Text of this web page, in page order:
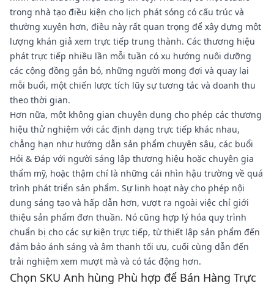
trong nhà tạo điều kiện cho lịch phát sóng có cấu trúc và
thường xuyên hơn, điều này rất quan trọng để xây dựng một
lượng khán giả xem trực tiếp trung thành. Các thương hiệu
phát trực tiếp nhiều lần mỗi tuần có xu hướng nuôi dưỡng
các cộng đồng gắn bó, những người mong đợi và quay lại
mỗi buổi, một chiến lược tích lũy sự tương tác và doanh thu
theo thời gian.
Hơn nữa, một không gian chuyên dụng cho phép các thương
hiệu thử nghiệm với các định dạng trực tiếp khác nhau,
chẳng hạn như hướng dẫn sản phẩm chuyên sâu, các buổi
Hỏi & Đáp với người sáng lập thương hiệu hoặc chuyên gia
thẩm mỹ, hoặc thậm chí là những cái nhìn hậu trường về quá
trình phát triển sản phẩm. Sự linh hoạt này cho phép nội
dung sáng tạo và hấp dẫn hơn, vượt ra ngoài việc chỉ giới
thiệu sản phẩm đơn thuần. Nó cũng hợp lý hóa quy trình
chuẩn bị cho các sự kiện trực tiếp, từ thiết lập sản phẩm đến
đảm bảo ánh sáng và âm thanh tối ưu, cuối cùng dẫn đến
trải nghiệm xem mượt mà và có tác động hơn.
Chọn SKU Anh hùng Phù hợp để Bán Hàng Trực